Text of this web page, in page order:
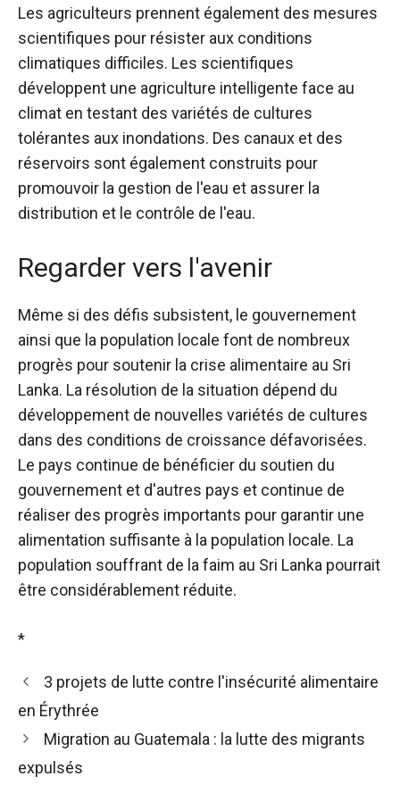
Les agriculteurs prennent également des mesures
scientifiques pour résister aux conditions
climatiques difficiles. Les scientifiques
développent une agriculture intelligente face au
climat en testant des variétés de cultures
tolérantes aux inondations. Des canaux et des
réservoirs sont également construits pour
promouvoir la gestion de l'eau et assurer la
distribution et le contrôle de l'eau.
Regarder vers l'avenir
Même si des défis subsistent, le gouvernement
ainsi que la population locale font de nombreux
progrès pour soutenir la crise alimentaire au Sri
Lanka. La résolution de la situation dépend du
développement de nouvelles variétés de cultures
dans des conditions de croissance défavorisées.
Le pays continue de bénéficier du soutien du
gouvernement et d'autres pays et continue de
réaliser des progrès importants pour garantir une
alimentation suffisante à la population locale. La
population souffrant de la faim au Sri Lanka pourrait
être considérablement réduite.
*
3 projets de lutte contre l'insécurité alimentaire
en Érythrée
Migration au Guatemala : la lutte des migrants
expulsés